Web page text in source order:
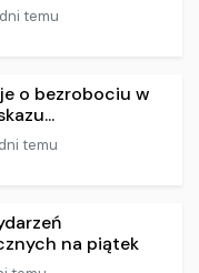
temu
o bezrobociu w
temu
na piątek